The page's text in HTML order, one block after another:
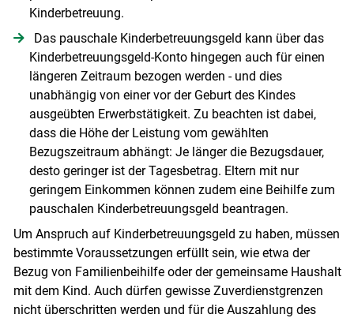
Kinderbetreuung.
Das pauschale Kinderbetreuungsgeld kann über das
Kinderbetreuungsgeld-Konto hingegen auch für einen
längeren Zeitraum bezogen werden - und dies
unabhängig von einer vor der Geburt des Kindes
ausgeübten Erwerbstätigkeit. Zu beachten ist dabei,
dass die Höhe der Leistung vom gewählten
Bezugszeitraum abhängt: Je länger die Bezugsdauer,
desto geringer ist der Tagesbetrag. Eltern mit nur
geringem Einkommen können zudem eine Beihilfe zum
pauschalen Kinderbetreuungsgeld beantragen.
Um Anspruch auf Kinderbetreuungsgeld zu haben, müssen
bestimmte Voraussetzungen erfüllt sein, wie etwa der
Bezug von Familienbeihilfe oder der gemeinsame Haushalt
mit dem Kind. Auch dürfen gewisse Zuverdienstgrenzen
nicht überschritten werden und für die Auszahlung des